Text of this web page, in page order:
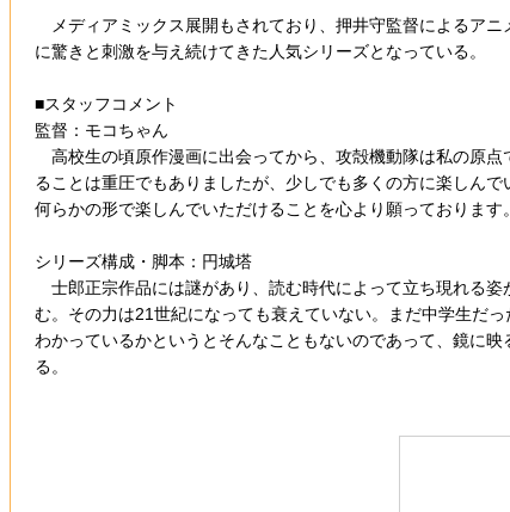
メディアミックス展開もされており、押井守監督によるア
に驚きと刺激を与え続けてきた人気シリーズとなっている。
■スタッフコメント
監督：モコちゃん
高校生の頃原作漫画に出会ってから、攻殻機動隊は私の原
ることは重圧でもありましたが、少しでも多くの方に楽しん
何らかの形で楽しんでいただけることを心より願っております。
シリーズ構成・脚本：円城塔
士郎正宗作品には謎があり、読む時代によって立ち現れる
む。その力は21世紀になっても衰えていない。まだ中学生だ
わかっているかというとそんなこともないのであって、鏡に
る。